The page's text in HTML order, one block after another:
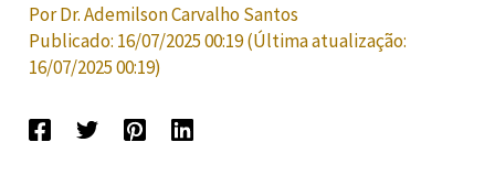
PorDr. Ademilson Carvalho Santos
Publicado: 16/07/2025 00:19(Última atualização:
16/07/2025 00:19)